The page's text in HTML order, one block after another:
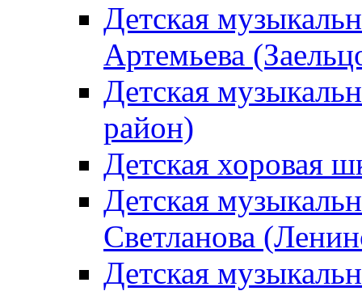
Детская
Артемьева
Детская
район)
Детская хоровая
Детская
Светланова
Детская